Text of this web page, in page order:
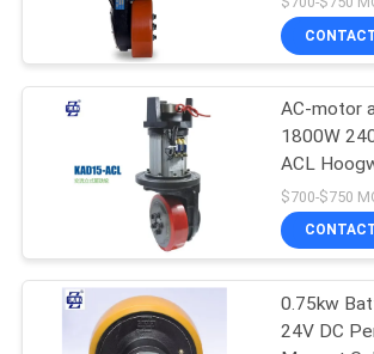
aangedreven
Batterij In
gestelde
Vorkheftruck
AC-motor
1800W
ACL
Duurzaam
$700-$750
0.75kw
24V DC